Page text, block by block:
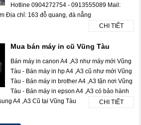
Hotline 0904272754 - 0913555089 Mail:
Địa chỉ: 163 đỗ quang, đà nẵng
CHI TIẾT
Mua bán máy in cũ Vũng Tàu
Bán máy in canon A4 ,A3 như máy mới Vũng
Tàu - Bán máy in hp A4 ,A3 cũ như mới Vũng
Tàu - Bán máy in brother A4 ,A3 tận nơi Vũng
Tàu - Bán máy in epson A4 ,A3 có bảo hành
A4 ,A3 Cũ tại Vũng Tàu
CHI TIẾT